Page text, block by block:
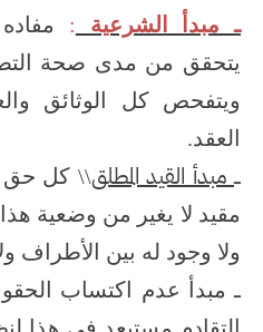
ـ مبدأ الشرعية :
يتحقق من مدى صحة
ويتفحص كل الوثائق
العقد.
ـمبدأ القيد المطلق\\ كل حق
مقيد لا يغير من وضعية
ولا وجود له بين الأطراف
ـ مبدأ عدم اكتساب